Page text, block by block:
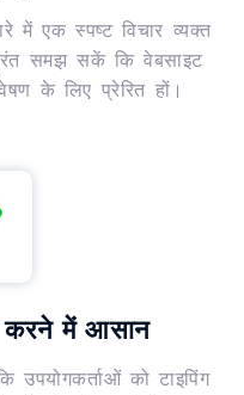
में एक स्पष्ट विचार व्यक्त
तुरंत समझ सकें कि वेबसाइट
के लिए प्रेरित हों।
करने में आसान
को टाइपिंग